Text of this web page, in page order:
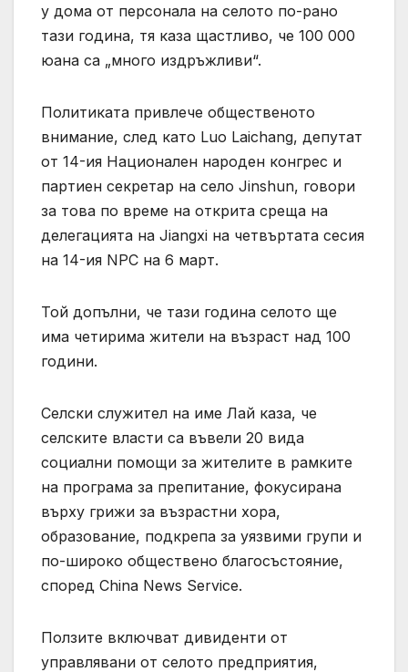
у дома от персонала на селото по-рано
тази година, тя каза щастливо, че 100 000
юана са „много издръжливи“.
Политиката привлече общественото
внимание, след като Luo Laichang, депутат
от 14-ия Национален народен конгрес и
партиен секретар на село Jinshun, говори
за това по време на открита среща на
делегацията на Jiangxi на четвъртата сесия
на 14-ия NPC на 6 март.
Той допълни, че тази година селото ще
има четирима жители на възраст над 100
години.
Селски служител на име Лай каза, че
селските власти са въвели 20 вида
социални помощи за жителите в рамките
на програма за препитание, фокусирана
върху грижи за възрастни хора,
образование, подкрепа за уязвими групи и
по-широко обществено благосъстояние,
според China News Service.
Ползите включват дивиденти от
управлявани от селото предприятия,